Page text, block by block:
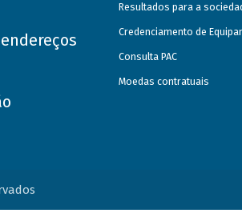
Resultados para a
Credenciamento de
Consulta PAC
Moedas contratuais